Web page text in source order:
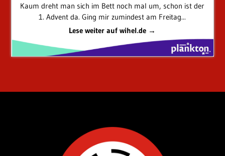
Kaum dreht man sich im Bett noch mal um, schon ist der
1. Advent da. Ging mir zumindest am Freitag...
Lese weiter auf wihel.de →